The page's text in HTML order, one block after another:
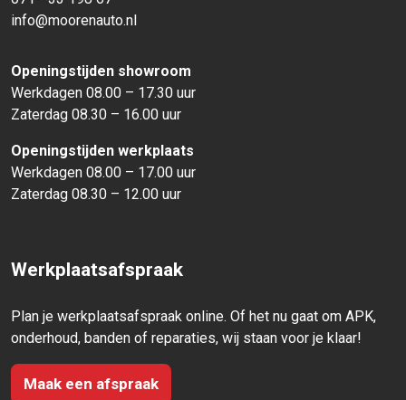
info@moorenauto.nl
Openingstijden showroom
Werkdagen 08.00 – 17.30 uur
Zaterdag 08.30 – 16.00 uur
Openingstijden werkplaats
Werkdagen 08.00 – 17.00 uur
Zaterdag 08.30 – 12.00 uur
Werkplaatsafspraak
Plan je werkplaatsafspraak online. Of het nu gaat om APK,
onderhoud, banden of reparaties, wij staan voor je klaar!
Maak een afspraak